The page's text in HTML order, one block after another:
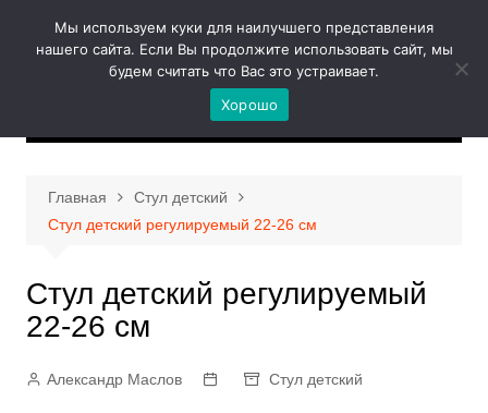
содержимому
Главная
Стул детский
Стул детский регулируемый 22-26 см
Стул детский регулируемый
22-26 см
Александр Маслов Стул детский
Мы используем куки для наилучшего представления
нашего сайта. Если Вы продолжите использовать сайт, мы
будем считать что Вас это устраивает.
Хорошо